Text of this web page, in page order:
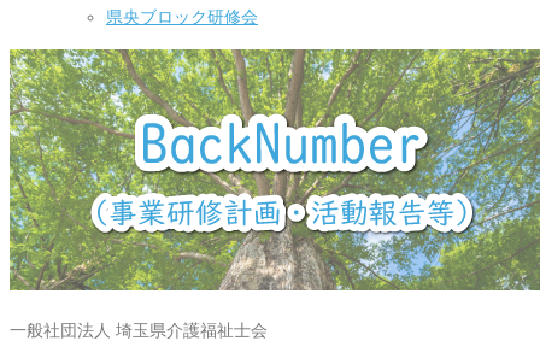
県央ブロック研修会
一般社団法人 埼玉県介護福祉士会